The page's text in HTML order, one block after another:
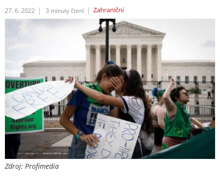
27. 6. 2022 3 minuty čtení Zahraniční
Zdroj: Profimedia